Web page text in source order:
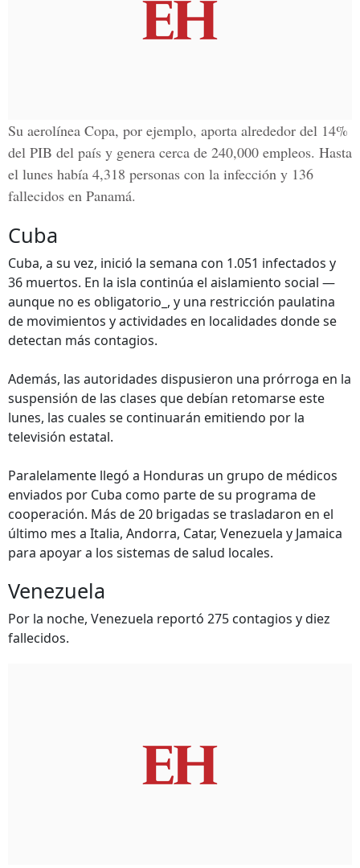
Su aerolínea Copa, por ejemplo, aporta alrededor del 14%
del PIB del país y genera cerca de 240,000 empleos. Hasta
el lunes había 4,318 personas con la infección y 136
fallecidos en Panamá.
Cuba
Cuba, a su vez, inició la semana con 1.051 infectados y
36 muertos. En la isla continúa el aislamiento social —
aunque no es obligatorio_, y una restricción paulatina
de movimientos y actividades en localidades donde se
detectan más contagios.
Además, las autoridades dispusieron una prórroga en la
suspensión de las clases que debían retomarse este
lunes, las cuales se continuarán emitiendo por la
televisión estatal.
Paralelamente llegó a Honduras un grupo de médicos
enviados por Cuba como parte de su programa de
cooperación. Más de 20 brigadas se trasladaron en el
último mes a Italia, Andorra, Catar, Venezuela y Jamaica
para apoyar a los sistemas de salud locales.
Venezuela
Por la noche, Venezuela reportó 275 contagios y diez
fallecidos.